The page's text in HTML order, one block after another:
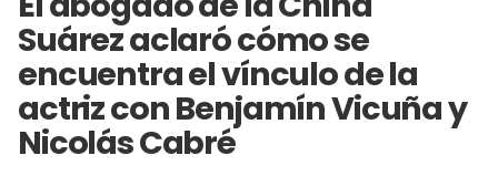
Suárez aclaró cómo se
encuentra el vínculo de la
actriz con Benjamín Vicuña y
Nicolás Cabré